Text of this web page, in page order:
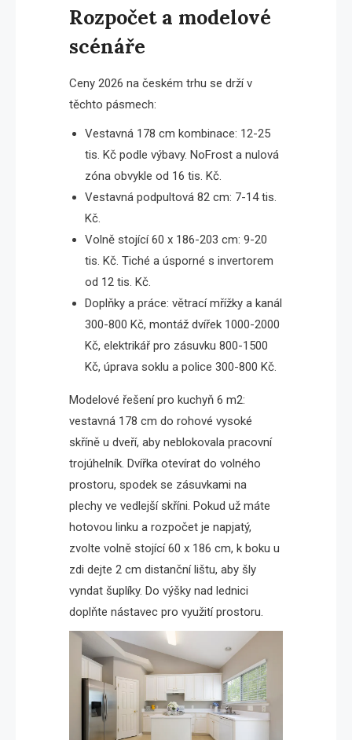
Rozpočet a modelové
scénáře
Ceny 2026 na českém trhu se drží v
těchto pásmech:
Vestavná 178 cm kombinace: 12-25
tis. Kč podle výbavy. NoFrost a nulová
zóna obvykle od 16 tis. Kč.
Vestavná podpultová 82 cm: 7-14 tis.
Kč.
Volně stojící 60 x 186-203 cm: 9-20
tis. Kč. Tiché a úsporné s invertorem
od 12 tis. Kč.
Doplňky a práce: větrací mřížky a kanál
300-800 Kč, montáž dvířek 1000-2000
Kč, elektrikář pro zásuvku 800-1500
Kč, úprava soklu a police 300-800 Kč.
Modelové řešení pro kuchyň 6 m2:
vestavná 178 cm do rohové vysoké
skříně u dveří, aby neblokovala pracovní
trojúhelník. Dvířka otevírat do volného
prostoru, spodek se zásuvkami na
plechy ve vedlejší skříni. Pokud už máte
hotovou linku a rozpočet je napjatý,
zvolte volně stojící 60 x 186 cm, k boku u
zdi dejte 2 cm distanční lištu, aby šly
vyndat šuplíky. Do výšky nad lednici
doplňte nástavec pro využití prostoru.